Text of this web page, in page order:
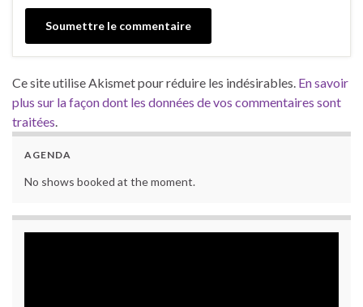
Ce site utilise Akismet pour réduire les indésirables. En savoir
plus sur la façon dont les données de vos commentaires sont
traitées.
AGENDA
No shows booked at the moment.